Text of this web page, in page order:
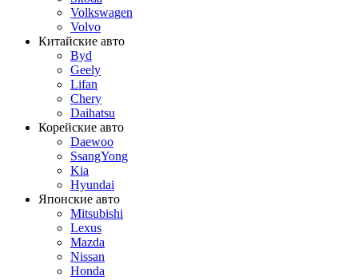
Volkswagen
Volvo
Китайские авто
Byd
Geely
Lifan
Chery
Daihatsu
Корейские авто
Daewoo
SsangYong
Kia
Hyundai
Японские авто
Mitsubishi
Lexus
Mazda
Nissan
Honda